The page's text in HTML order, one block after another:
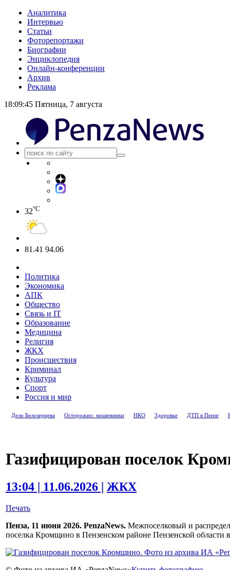
Аналитика
Интервью
Статьи
Фоторепортажи
Биографии
Энциклопедия
Онлайн-конференции
Архив
Реклама
18:09:45 Пятница, 7 августа
32°C
81.41 94.06
Политика
Экономика
АПК
Общество
Связь и IT
Образование
Медицина
Религия
ЖКХ
Происшествия
Криминал
Культура
Спорт
Россия и мир
Дело Белозерцева Осторожно: мошенники НКО Здоровье ДТП в Пензе
Газифицирован поселок
13:04 | 11.06.2026 | ЖКХ
Печать
Пенза, 11 июня 2026. PenzaNews. Межпоселковый и
поселка Кромщино в Пензенском районе Пензенской области